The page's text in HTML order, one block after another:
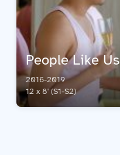
People Like Us
2016-2019
12 x 8' (S1-S2)